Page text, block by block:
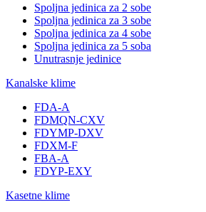
Spoljna jedinica za 2 sobe
Spoljna jedinica za 3 sobe
Spoljna jedinica za 4 sobe
Spoljna jedinica za 5 soba
Unutrasnje jedinice
Kanalske klime
FDA-A
FDMQN-CXV
FDYMP-DXV
FDXM-F
FBA-A
FDYP-EXY
Kasetne klime